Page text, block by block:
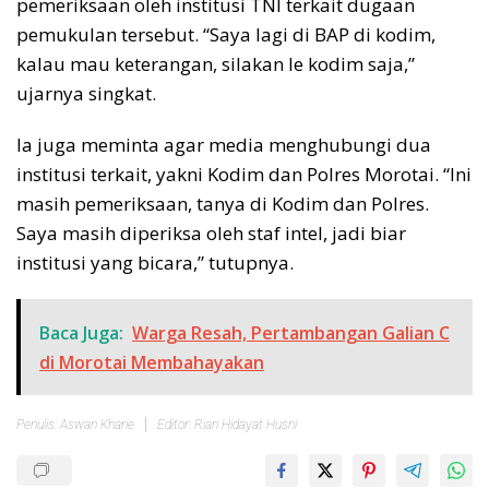
pemeriksaan oleh institusi TNI terkait dugaan
pemukulan tersebut. “Saya lagi di BAP di kodim,
kalau mau keterangan, silakan le kodim saja,”
ujarnya singkat.
Ia juga meminta agar media menghubungi dua
institusi terkait, yakni Kodim dan Polres Morotai. “Ini
masih pemeriksaan, tanya di Kodim dan Polres.
Saya masih diperiksa oleh staf intel, jadi biar
institusi yang bicara,” tutupnya.
Baca Juga: Warga Resah, Pertambangan Galian C
di Morotai Membahayakan
Penulis: Aswan Kharie Editor: Rian Hidayat Husni